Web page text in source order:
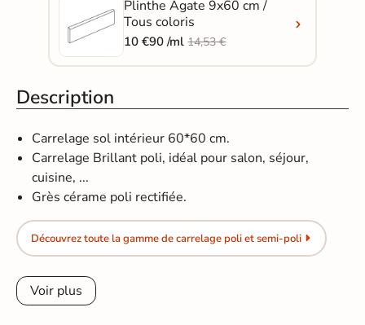
Plinthe Agate 9x60 cm /
Tous coloris
10 €90 /ml14,53 €
Description
Carrelage sol intérieur 60*60 cm.
Carrelage Brillant poli, idéal pour salon, séjour,
cuisine, ...
Grès cérame poli rectifiée.
Découvrez toute la gamme de carrelage poli et semi-poli
Voir plus